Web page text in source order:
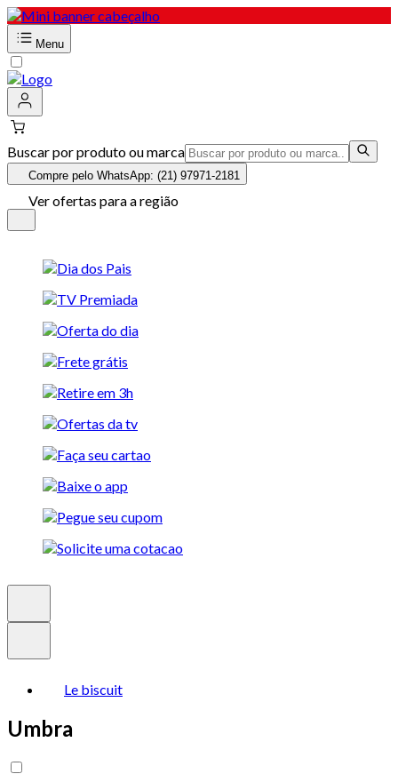
Menu
Buscar por produto ou marca
Compre pelo WhatsApp: (21) 97971-2181
Ver ofertas para a região
Le biscuit
Umbra